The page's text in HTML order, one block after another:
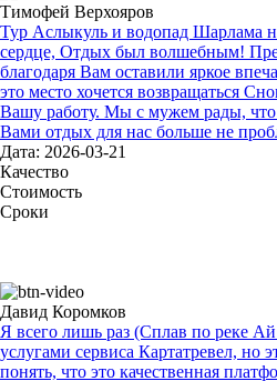
Тимофей Верхояров
Тур Аслыкуль и водопад Шарлама
сердце, Отдых был волшебным!
благодаря Вам оставили яркое
это место хочется возвращаться
Вашу работу. Мы с мужем рады, что
Вами отдых для нас больше не
Дата: 2026-03-21
Качество
Стоимость
Сроки
Давид Коромков
Я всего лишь раз (Сплав по реке Ай
услугами сервиса Картатревел, но
понять, что это качественная